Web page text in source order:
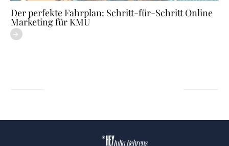
Der perfekte Fahrplan: Schritt-für-Schritt Online
Marketing für KMU